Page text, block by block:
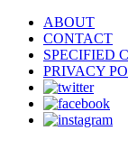
ABOUT
CONTACT
SPECIFIED
PRIVACY